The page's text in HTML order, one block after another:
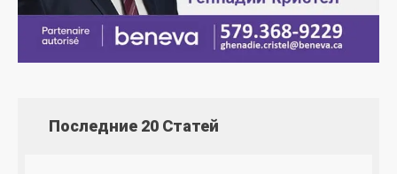
Последние 20 Статей